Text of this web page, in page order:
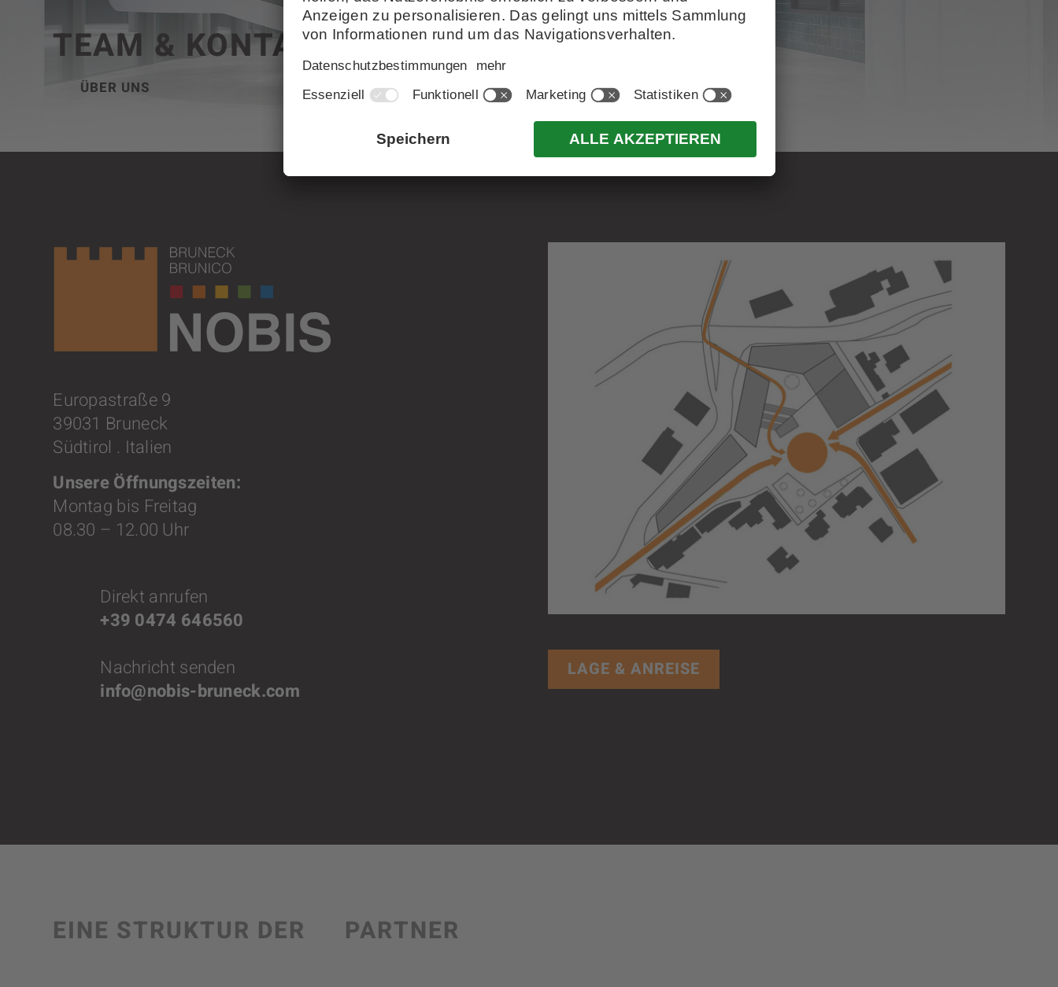
TEAM & KONTAKT
ÜBER UNS
Europastraße 9
39031 Bruneck
Südtirol . Italien
Unsere Öffnungszeiten:
Montag bis Freitag
08.30 – 12.00 Uhr
Direkt anrufen
+39 0474 646560
Nachricht senden
info@nobis-bruneck.com
LAGE & ANREISE
EINE STRUKTUR DER PARTNER